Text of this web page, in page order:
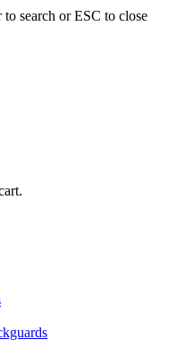
to search or ESC to close